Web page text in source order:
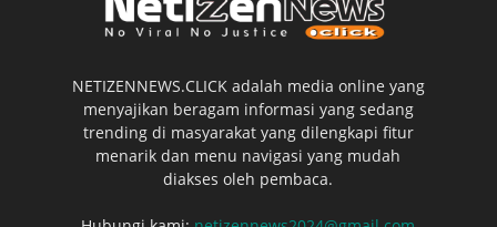
NETIZENNEWS.CLICK adalah media online yang
menyajikan beragam informasi yang sedang
trending di masyarakat yang dilengkapi fitur
menarik dan menu navigasi yang mudah
diakses oleh pembaca.